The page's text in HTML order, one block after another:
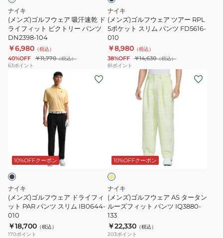
吸
汗
速
乾
ド
ラ
ト
リ
ー
パ
ン
ツ
DN2398-
ナイキ
(メンズ)ゴルフウェア 吸汗速乾 ド
ライフィット ビクトリー パンツ
DN2398-104
￥6,980 （税込）
40%OFF ￥11,770（税込）
63ポイント
ツ
ア
ー
RPL
5
ポ
ン
ツ
FD5616-
010
ナイキ
(メンズ)ゴルフウェア ツアー RPL
5ポケット スリム パンツ FD5616-
010
￥8,980 （税込）
38%OFF ￥14,630（税込）
81ポイント
ェ
ア
ド
ラ
イ
フ
ィ
10%OFFクーポン
ナイキ
(メンズ)ゴルフウェア ドライフィ
ット PAR パンツ スリム IB0644-
010
￥18,700 （税込）
170ポイント
ェ
ア
AS
タ
ー
タ
ン
10%OFFクーポン
モ
ン
ナイキ
(メンズ)ゴルフウェア AS タータン
ルーズフィット パンツ IQ3880-
133
￥22,330 （税込）
203ポイント